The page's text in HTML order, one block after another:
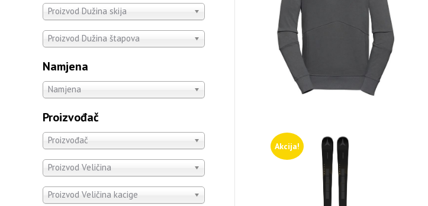
Akcija!
Proizvod Dužina skija
Proizvod Dužina štapova
Namjena
Namjena
Proizvođač
Proizvođač
Proizvod Veličina
Proizvod Veličina kacige